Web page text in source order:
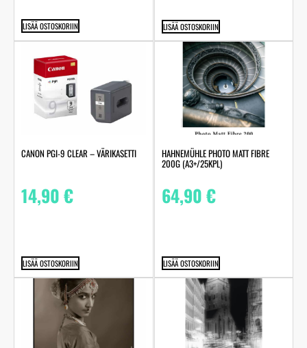
LISÄÄ OSTOSKORIIN LISÄÄ OSTOSKORIIN
CANON PGI-9 CLEAR – VÄRIKASETTI
14,90€
LISÄÄ OSTOSKORIIN
HAHNEMÜHLE PHOTO MATT FIBRE
200G (A3+/25KPL)
64,90€
LISÄÄ OSTOSKORIIN